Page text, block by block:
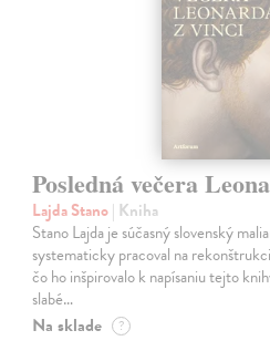
Posledná večera
Lajda Stano| Kniha
Stano Lajda je súčasný slovenský
systematicky pracoval na
čo ho inšpirovalo k napísaniu tejto
slabé…
Na sklade ?